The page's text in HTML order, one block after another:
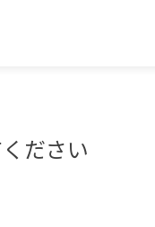
ださい